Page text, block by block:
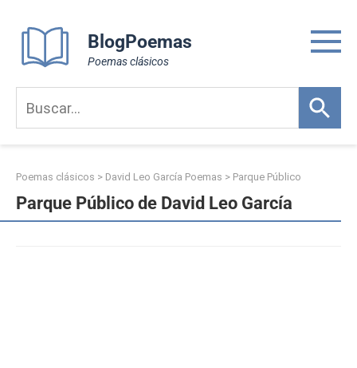
content
BlogPoemas
Poemas clásicos
Poemas clásicos > David Leo García Poemas > Parque Público
Parque Público de David Leo García